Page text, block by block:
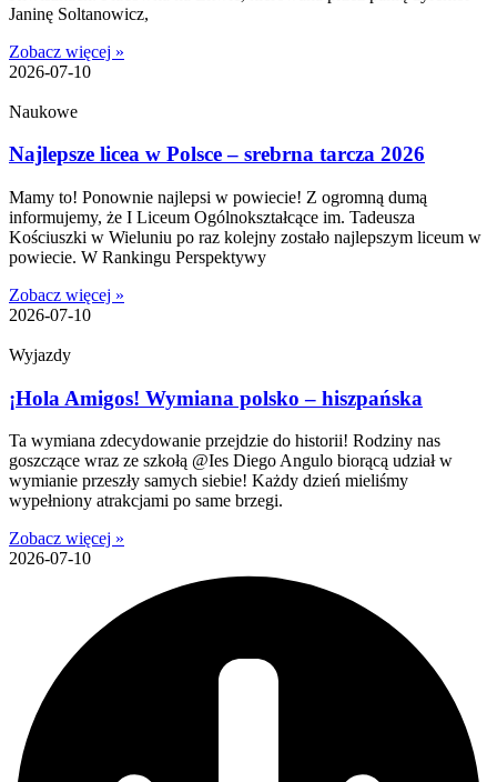
Janinę Soltanowicz,
Zobacz więcej »
2026-07-10
Naukowe
Najlepsze licea w Polsce – srebrna tarcza 2026
Mamy to! Ponownie najlepsi w powiecie! Z ogromną dumą
informujemy, że I Liceum Ogólnokształcące im. Tadeusza
Kościuszki w Wieluniu po raz kolejny zostało najlepszym liceum w
powiecie. W Rankingu Perspektywy
Zobacz więcej »
2026-07-10
Wyjazdy
¡Hola Amigos! Wymiana polsko – hiszpańska
Ta wymiana zdecydowanie przejdzie do historii! Rodziny nas
goszczące wraz ze szkołą @Ies Diego Angulo biorącą udział w
wymianie przeszły samych siebie! Każdy dzień mieliśmy
wypełniony atrakcjami po same brzegi.
Zobacz więcej »
2026-07-10